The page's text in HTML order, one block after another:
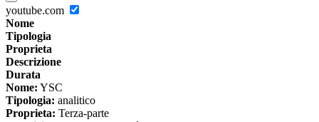
youtube.com
Nome
Tipologia
Proprieta
Descrizione
Durata
Nome: YSC
Tipologia: analitico
Proprieta: Terza-parte